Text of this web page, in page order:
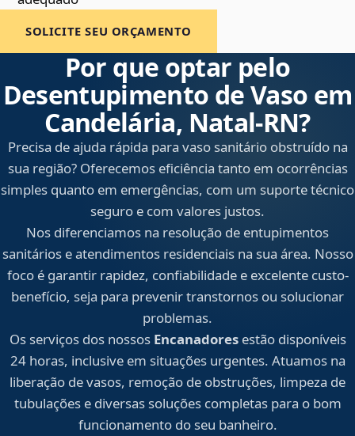
SOLICITE SEU ORÇAMENTO
Por que optar pelo
Desentupimento de Vaso em
Candelária, Natal‑RN?
Precisa de ajuda rápida para vaso sanitário obstruído na
sua região? Oferecemos eficiência tanto em ocorrências
simples quanto em emergências, com um suporte técnico
seguro e com valores justos.
Nos diferenciamos na resolução de entupimentos
sanitários e atendimentos residenciais na sua área. Nosso
foco é garantir rapidez, confiabilidade e excelente custo-
benefício, seja para prevenir transtornos ou solucionar
problemas.
Os serviços dos nossos Encanadoresestão disponíveis
24 horas, inclusive em situações urgentes. Atuamos na
liberação de vasos, remoção de obstruções, limpeza de
tubulações e diversas soluções completas para o bom
funcionamento do seu banheiro.